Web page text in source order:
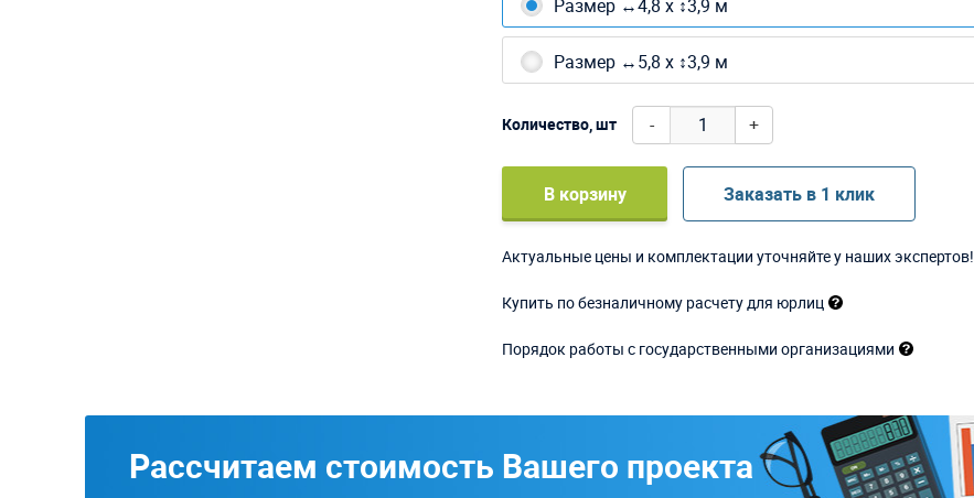
Размер ↔4,8 х ↕3,9 м
Размер ↔5,8 х ↕3,9 м
Количество, шт - +
В корзину Заказать в 1 клик
Актуальные цены и комплектации уточняйте у наших экспертов!
Купить по безналичному расчету для юрлиц
Порядок работы с государственными организациями
Рассчитаем стоимость Вашего проекта